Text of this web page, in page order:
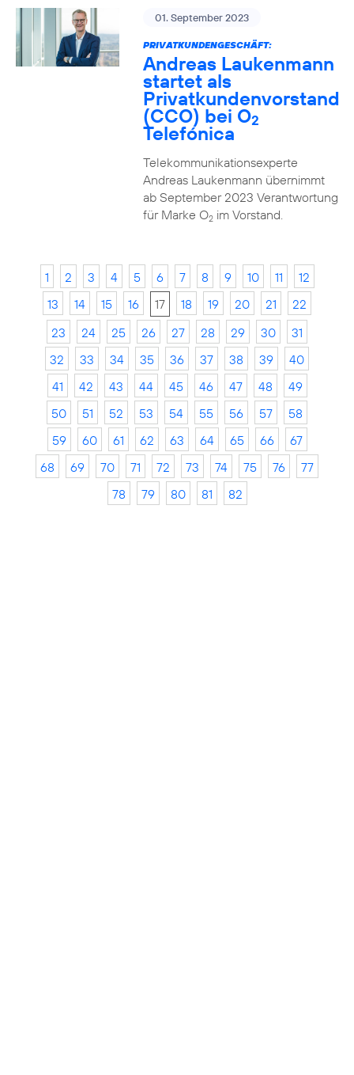
01. September 2023
PRIVATKUNDENGESCHÄFT:
Andreas Laukenmann
startet als
Privatkundenvorstand
(CCO) bei O2
Telefónica
Telekommunikationsexperte
Andreas Laukenmann übernimmt
ab September 2023 Verantwortung
für Marke O2im Vorstand.
1 2 3 4 5 6 7 8 9 10 11
12
13
14 15 16 17 18 19 20 21
22
23
24 25 26 27 28 29 30
31
32
33 34 35 36 37 38 39
40
41
42 43 44 45 46 47 48
49
50
51 52 53 54 55 56 57
58
59
60 61 62 63 64 65 66
67
68
69 70 71 72 73 74 75 76
77
78
79 80 81 82